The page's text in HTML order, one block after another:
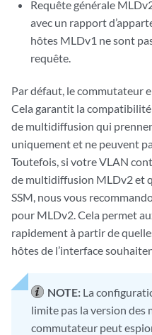
Requête générale
avec un rapport
hôtes MLDv1 ne sont
requête.
Par défaut, le commutateur
Cela garantit la
de multidiffusion qui
uniquement et ne peuvent
Toutefois, si votre VLAN
de multidiffusion MLDv2 et
SSM, nous vous
pour MLDv2. Cela permet
rapidement à partir de
hôtes de l’interface
NOTE: La
limite pas la version des
commutateur peut